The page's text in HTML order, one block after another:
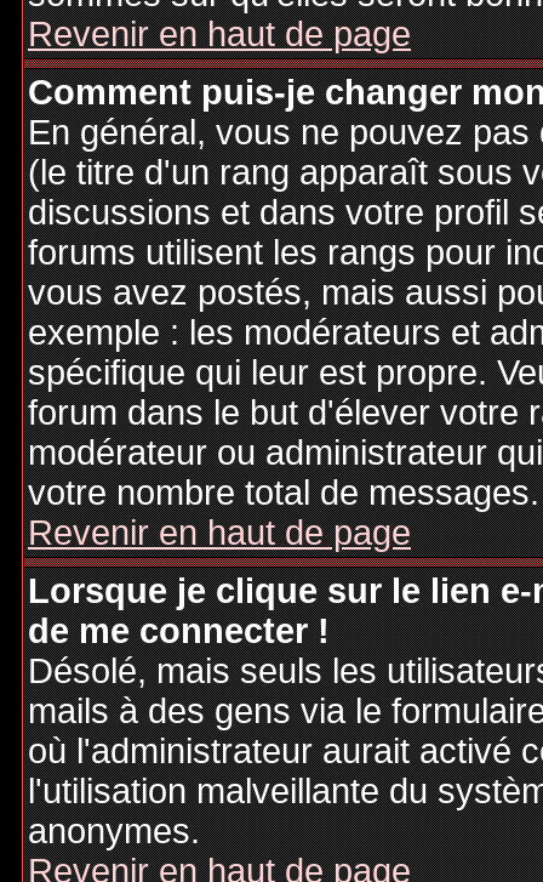
Revenir en haut de page
Comment puis-je changer
En général, vous ne pouvez
(le titre d'un rang apparaît sous
discussions et dans votre profil
forums utilisent les rangs pour
vous avez postés, mais aussi
exemple : les modérateurs et
spécifique qui leur est propre.
forum dans le but d'élever votre
modérateur ou administrateur
votre nombre total de messages.
Revenir en haut de page
Lorsque je clique sur le lien
de me connecter !
Désolé, mais seuls les
mails à des gens via le
où l'administrateur aurait activé
l'utilisation malveillante du
anonymes.
Revenir en haut de page